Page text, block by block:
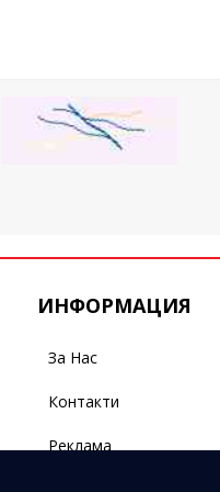
ИНФОРМАЦИЯ
За Нас
Контакти
Реклама